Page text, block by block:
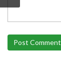
Post Comment